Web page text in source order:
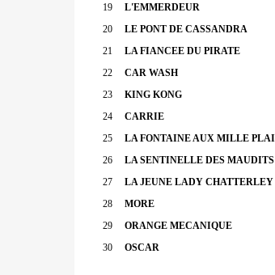
19
L'EMMERDEUR
20
LE PONT DE CASSANDRA
21
LA FIANCEE DU PIRATE
22
CAR WASH
23
KING KONG
24
CARRIE
25
LA FONTAINE AUX MILLE
26
LA SENTINELLE DES MAUDITS
27
LA JEUNE LADY CHATTERLEY
28
MORE
29
ORANGE MECANIQUE
30
OSCAR